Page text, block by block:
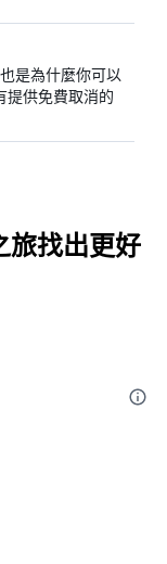
是為什麼你可以
提供免費取消的
旅找出更好